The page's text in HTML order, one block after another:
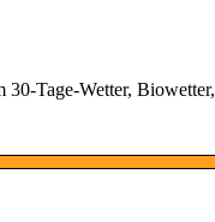
30-Tage-Wetter, Biowetter,